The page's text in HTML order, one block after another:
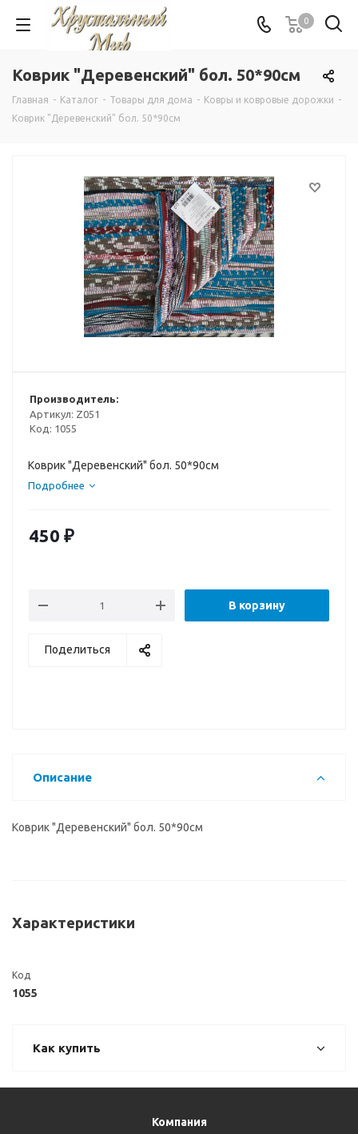
0
Коврик "Деревенский" бол. 50*90см
Главная - Каталог - Товары для дома - Ковры и ковровые дорожки -
Коврик "Деревенский" бол. 50*90см
Производитель:
Артикул: Z051
Код: 1055
Коврик "Деревенский" бол. 50*90см
Подробнее
450 ₽
В корзину
Поделиться
Описание
Коврик "Деревенский" бол. 50*90см
Характеристики
Код
1055
Как купить
Компания